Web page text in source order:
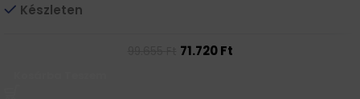
Készleten
71.720Ft